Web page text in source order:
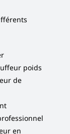
poids
de
en